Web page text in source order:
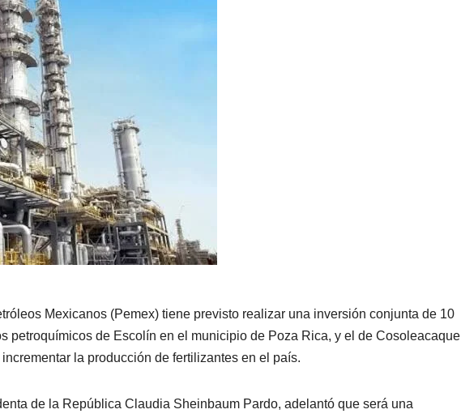
Mexicanos (Pemex) tiene previsto realizar una inversión conjunta de 10
petroquímicos de Escolín en el municipio de Poza Rica, y el de Cosoleacaque
la producción de fertilizantes en el país.
de la República Claudia Sheinbaum Pardo, adelantó que será una